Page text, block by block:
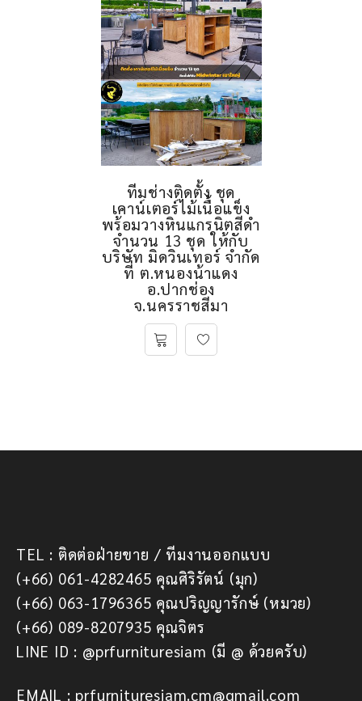
ทีมช่างติดตั้ง ชุด
เคาน์เตอร์ไม้เนื้อแข็ง
พร้อมวางหินแกรนิตสีดำ
จำนวน 13 ชุด ให้กับ
บริษัท มิดวินเทอร์ จำกัด
ที่ ต.หนองน้าแดง
อ.ปากช่อง
จ.นครราชสีมา
TEL : ติดต่อฝ่ายขาย / ทีมงานออกแบบ
(+66) 061-4282465 คุณศิริรัตน์ (มุก)
(+66) 063-1796365 คุณปริญญารักษ์ (หมวย)
(+66) 089-8207935 คุณจิตร
LINE ID : @prfurnituresiam (มี @ ด้วยครับ)
EMAIL : prfurnituresiam.cm@gmail.com